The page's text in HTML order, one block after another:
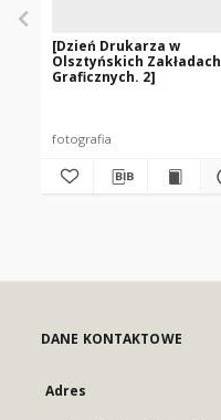
[Dzień Drukarza w
Olsztyńskich Zakładach
Graficznych. 2]
fotografia
DANE KONTAKTOWE
Adres